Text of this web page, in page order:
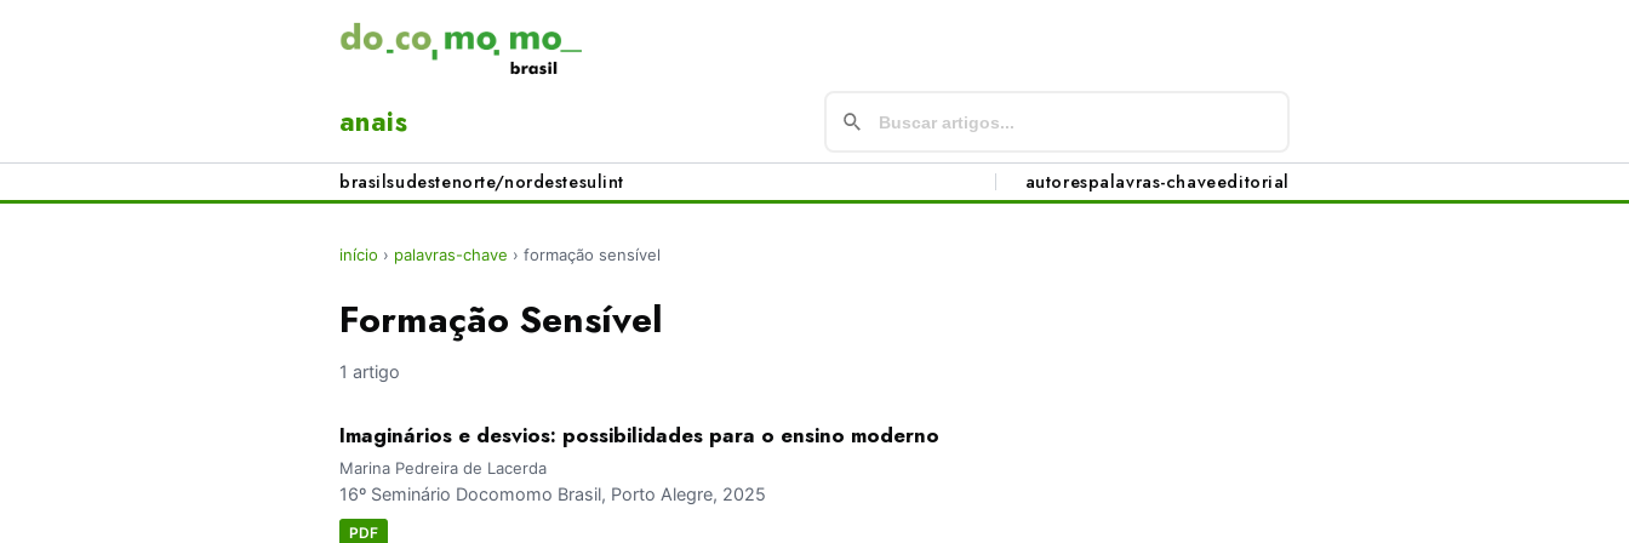
anais
brasilsudestenorte/nordestesulint autorespalavras-chaveeditorial
início › palavras-chave › formação sensível
Formação Sensível
1 artigo
Imaginários e desvios: possibilidades para o ensino moderno
Marina Pedreira de Lacerda
16º Seminário Docomomo Brasil, Porto Alegre, 2025
PDF